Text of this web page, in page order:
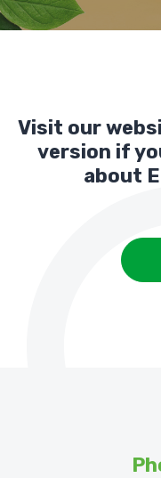
Visit our
version if
about